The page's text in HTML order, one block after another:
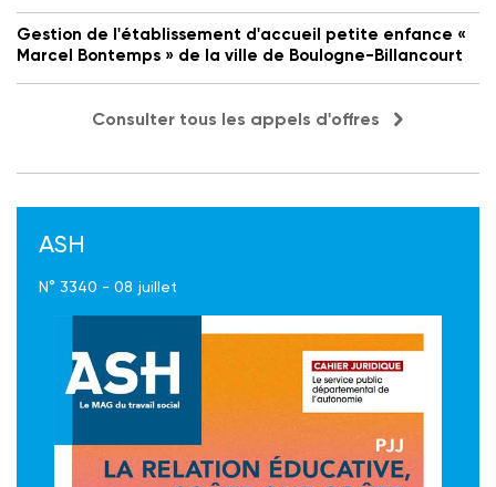
Gestion de l'établissement d'accueil petite enfance «
Marcel Bontemps » de la ville de Boulogne-Billancourt
Consulter tous les appels d'offres
ASH
N° 3340 - 08 juillet